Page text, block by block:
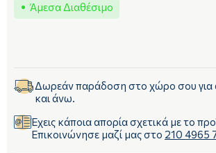
Άμεσα Διαθέσιμο
Δωρεάν παράδοση στο χώρο σου για
και άνω.
Έχεις κάποια απορία σχετικά με το
Επικοινώνησε μαζί μας στο 210 4965